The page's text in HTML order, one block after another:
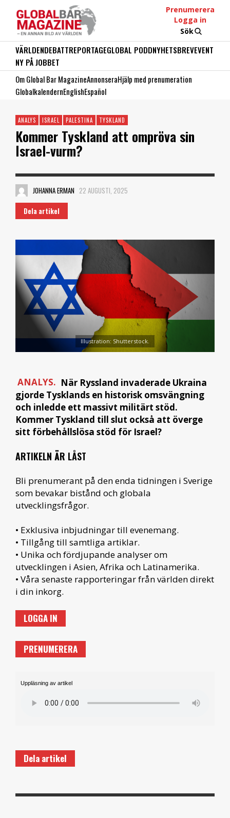
Prenumerera
Logga in
Sök
VÄRLDENDEBATTREPORTAGEGLOBAL PODDNYHETSBREVEVENT
NY PÅ JOBBET
Om Global Bar MagazineAnnonseraHjälp med prenumeration
GlobalkalendernEnglishEspañol
ANALYS ISRAEL PALESTINA TYSKLAND
Kommer Tyskland att ompröva sin
Israel-vurm?
JOHANNA ERMAN 22 AUGUSTI, 2025
Dela artikel
Illustration: Shutterstock.
ANALYS. När Ryssland invaderade Ukraina
gjorde Tysklands en historisk omsvängning
och inledde ett massivt militärt stöd.
Kommer Tyskland till slut också att överge
sitt förbehållslösa stöd för Israel?
ARTIKELN ÄR LÅST
Bli prenumerant på den enda tidningen i Sverige
som bevakar bistånd och globala
utvecklingsfrågor.
• Exklusiva inbjudningar till evenemang.
• Tillgång till samtliga artiklar.
• Unika och fördjupande analyser om
utvecklingen i Asien, Afrika och Latinamerika.
• Våra senaste rapporteringar från världen direkt
i din inkorg.
LOGGA IN
PRENUMERERA
Uppläsning av artikel
Dela artikel